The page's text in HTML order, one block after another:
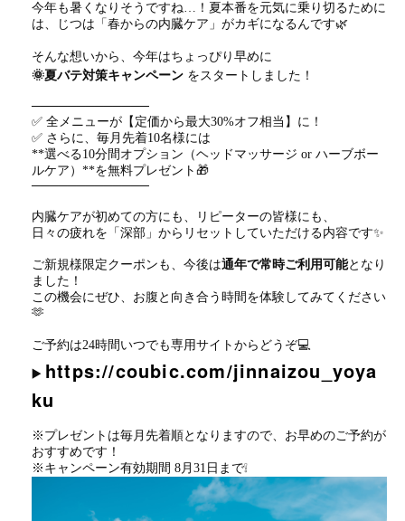
今年も暑くなりそうですね…！夏本番を元気に乗り切るために
は、じつは「春からの内臓ケア」がカギになるんです🌿
そんな想いから、今年はちょっぴり早めに
🌞夏バテ対策キャンペーン をスタートしました！
─────────────
✅ 全メニューが【定価から最大30%オフ相当】に！
✅ さらに、毎月先着10名様には
**選べる10分間オプション（ヘッドマッサージ or ハーブボー
ルケア）**を無料プレゼント🎁
─────────────
内臓ケアが初めての方にも、リピーターの皆様にも、
日々の疲れを「深部」からリセットしていただける内容です✨
ご新規様限定クーポンも、今後は通年で常時ご利用可能となり
ました！
この機会にぜひ、お腹と向き合う時間を体験してみてください
🫶
ご予約は24時間いつでも専用サイトからどうぞ💻
▶️ https://coubic.com/jinnaizou_yoya
ku
※プレゼントは毎月先着順となりますので、お早めのご予約が
おすすめです！
※キャンペーン有効期間 8月31日まで❕